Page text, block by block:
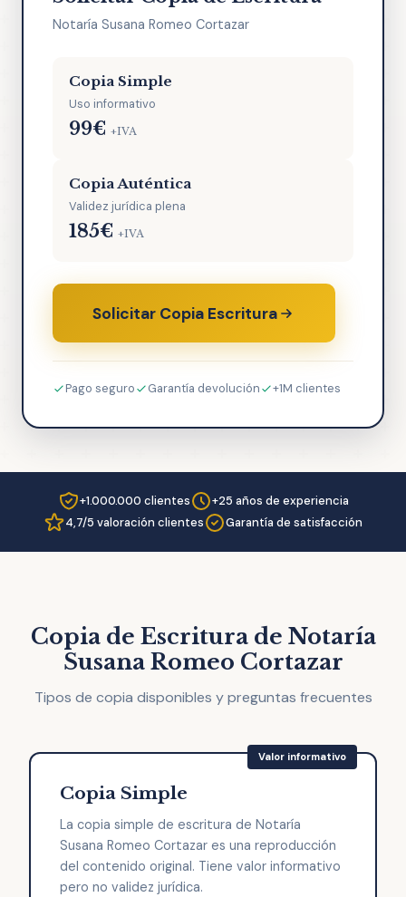
Notaría Susana Romeo Cortazar
Copia Simple
Uso informativo
99€ +IVA
Copia Auténtica
Validez jurídica plena
185€ +IVA
Solicitar Copia Escritura
Pago seguro Garantía devolución +1M clientes
+1.000.000 clientes
+25 años de experiencia
4,7/5 valoración clientes
Garantía de satisfacción
Copia de Escritura de Notaría
Susana Romeo Cortazar
Tipos de copia disponibles y preguntas frecuentes
Copia Simple
La copia simple de escritura de Notaría
Susana Romeo Cortazar es una reproducción
del contenido original. Tiene valor informativo
pero no validez jurídica.